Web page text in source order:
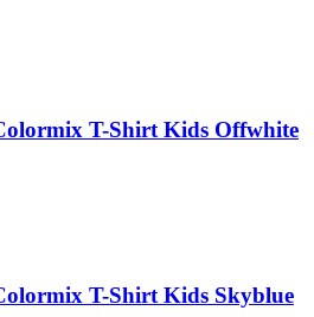
T-Shirt Kids Offwhite
T-Shirt Kids Skyblue